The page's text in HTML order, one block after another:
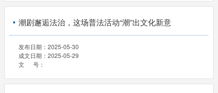
潮剧邂逅法治，这场普法活动“潮”出文化新意
发布日期： 2025-05-30
成文日期： 2025-05-29
文 号：